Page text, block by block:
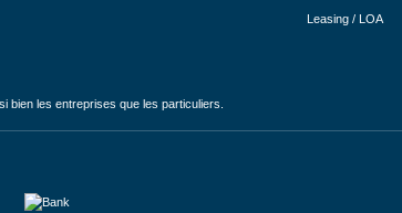
Leasing / LOA
bien les entreprises que les particuliers.